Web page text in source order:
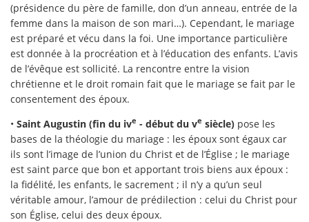
(présidence du père de famille, don d’un anneau, entrée de la
femme dans la maison de son mari…). Cependant, le mariage
est préparé et vécu dans la foi. Une importance particulière
est donnée à la procréation et à l’éducation des enfants. L’avis
de l’évêque est sollicité. La rencontre entre la vision
chrétienne et le droit romain fait que le mariage se fait par le
consentement des époux.
• Saint Augustin (fin du ive - début du ve siècle) pose les
bases de la théologie du mariage : les époux sont égaux car
ils sont l’image de l’union du Christ et de l’Église ; le mariage
est saint parce que bon et apportant trois biens aux époux :
la fidélité, les enfants, le sacrement ; il n’y a qu’un seul
véritable amour, l’amour de prédilection : celui du Christ pour
son Église, celui des deux époux.